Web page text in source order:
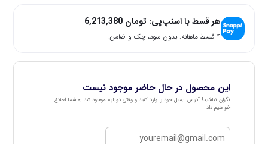
هر قسط با اسنپ‌پی: تومان 6,213,380
۴ قسط ماهانه. بدون سود، چک و ضامن.
این محصول در حال حاضر موجود نیست
نگران نباشید! آدرس ایمیل خود را وارد کنید و وقتی دوباره موجود شد به شما اطلاع
خواهیم داد